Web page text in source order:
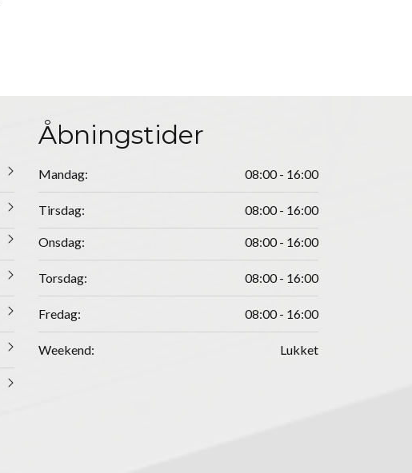
Åbningstider
Mandag: 08:00 - 16:00
Tirsdag: 08:00 - 16:00
Onsdag: 08:00 - 16:00
Torsdag: 08:00 - 16:00
Fredag: 08:00 - 16:00
Weekend: Lukket